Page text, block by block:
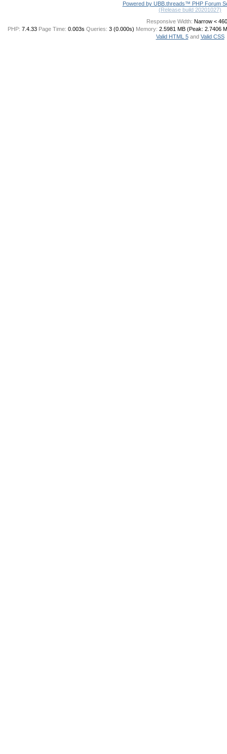
Powered by UBB.threads™ PHP Forum
(Release build 20201027)
Responsive Width:
PHP: 7.4.33 Page Time: 0.003s Queries: 3 (0.000s) Memory: 2.5981 MB (Peak: 2.7406
Valid HTML 5 and Valid CSS